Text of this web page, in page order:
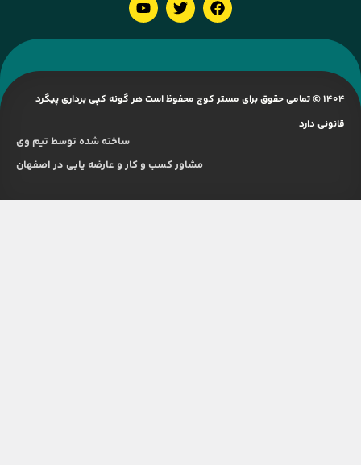
1404 © تمامی حقوق برای مستر کوچ محفوظ است هر گونه کپی برداری پیگرد
قانونی دارد
ساخته شده توسط تیم وی
مشاور کسب و کار و عارضه یابی در اصفهان